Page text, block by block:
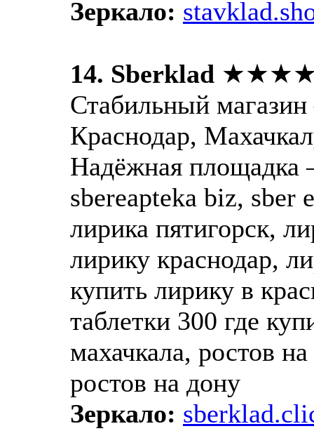
Зеркало:
14. Sberklad
Стабильный
Краснодар,
Надёжная площадка
sbereapteka biz, sber
лирика пятигорск,
лирику краснодар,
купить лирику в
таблетки 300 где
махачкала, ростов
ростов на дону
Зеркало: